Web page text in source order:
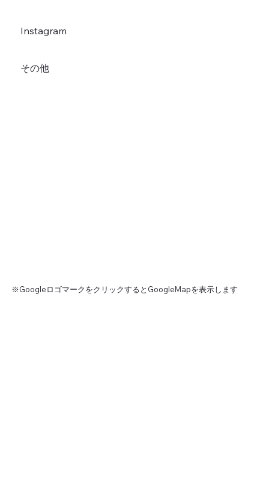
Instagram
その他
※GoogleロゴマークをクリックするとGoogleMapを表示します